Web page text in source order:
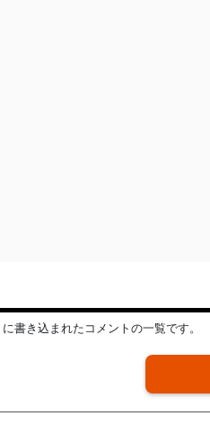
書き込まれたコメントの一覧です。